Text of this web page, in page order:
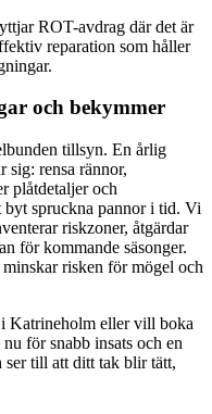
ROT-avdrag där det är
reparation som håller
och bekymmer
tillsyn. En årlig
rensa rännor,
plåtdetaljer och
spruckna pannor i tid. Vi
riskzoner, åtgärdar
för kommande säsonger.
risken för mögel och
Katrineholm eller vill boka
för snabb insats och en
till att ditt tak blir tätt,